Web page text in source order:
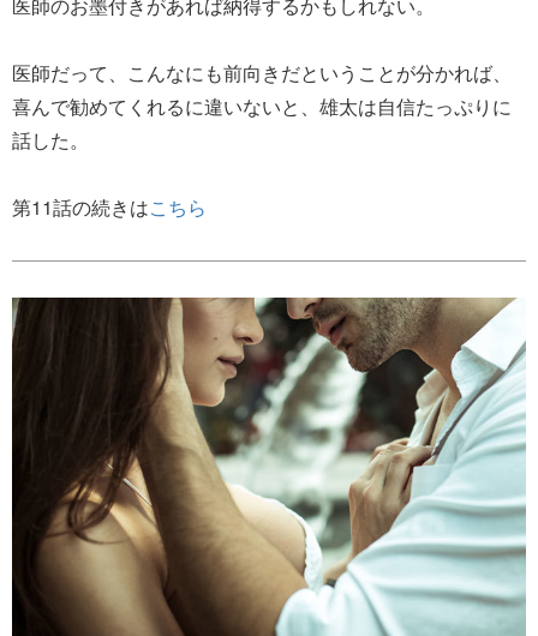
医師のお墨付きがあれば納得するかもしれない。
医師だって、こんなにも前向きだということが分かれば、
喜んで勧めてくれるに違いないと、雄太は自信たっぷりに
話した。
第11話の続きはこちら